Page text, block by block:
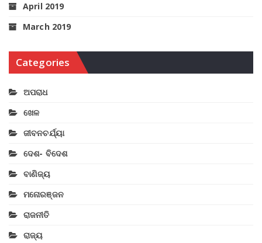
April 2019
March 2019
Categories
ଅପରାଧ
ଖେଳ
ଜୀବନଚର୍ଯ୍ୟା
ଦେଶ- ବିଦେଶ
ବାଣିଜ୍ୟ
ମନୋରଞ୍ଜନ
ରାଜନୀତି
ରାଜ୍ୟ